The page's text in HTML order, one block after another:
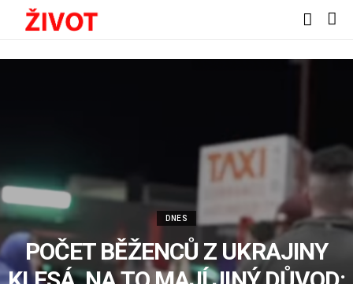
DNES
POČET BĚŽENCŮ Z UKRAJINY